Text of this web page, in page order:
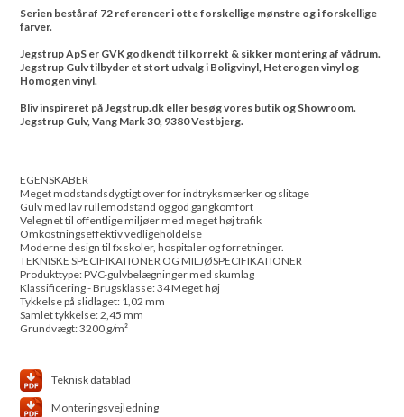
Serien består af 72 referencer i otte forskellige mønstre og i forskellige
farver.
Jegstrup ApS er GVK godkendt til korrekt & sikker montering af vådrum.
Jegstrup Gulv tilbyder et stort udvalg i Boligvinyl, Heterogen vinyl og
Homogen vinyl.
Bliv inspireret på Jegstrup.dk eller besøg vores butik og Showroom.
Jegstrup Gulv, Vang Mark 30, 9380 Vestbjerg.
EGENSKABER
Meget modstandsdygtigt over for indtryksmærker og slitage
Gulv med lav rullemodstand og god gangkomfort
Velegnet til offentlige miljøer med meget høj trafik
Omkostningseffektiv vedligeholdelse
Moderne design til fx skoler, hospitaler og forretninger.
TEKNISKE SPECIFIKATIONER OG MILJØSPECIFIKATIONER
Produkttype: PVC-gulvbelægninger med skumlag
Klassificering - Brugsklasse: 34 Meget høj
Tykkelse på slidlaget: 1,02 mm
Samlet tykkelse: 2,45 mm
Grundvægt: 3200 g/m²
Teknisk datablad
Monteringsvejledning